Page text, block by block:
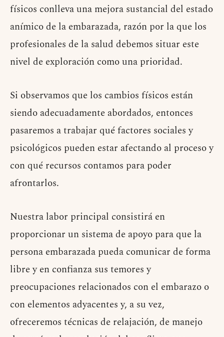
físicos conlleva una mejora sustancial del estado
anímico de la embarazada, razón por la que los
profesionales de la salud debemos situar este
nivel de exploración como una prioridad.
Si observamos que los cambios físicos están
siendo adecuadamente abordados, entonces
pasaremos a trabajar qué factores sociales y
psicológicos pueden estar afectando al proceso y
con qué recursos contamos para poder
afrontarlos.
Nuestra labor principal consistirá en
proporcionar un sistema de apoyo para que la
persona embarazada pueda comunicar de forma
libre y en confianza sus temores y
preocupaciones relacionados con el embarazo o
con elementos adyacentes y, a su vez,
ofreceremos técnicas de relajación, de manejo